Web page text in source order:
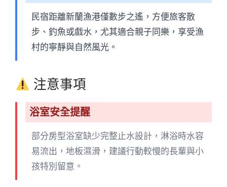
民宿距離新蘭漁港僅數步之遙，方便旅客散
步、釣魚或戲水，尤其適合親子同樂，享受漁
村的寧靜與自然風光。
注意事項
浴室安全提醒
部分房型浴室缺少完整止水設計，淋浴時水容
易流出，地板濕滑，建議行動較慢的長輩與小
孩特別留意。